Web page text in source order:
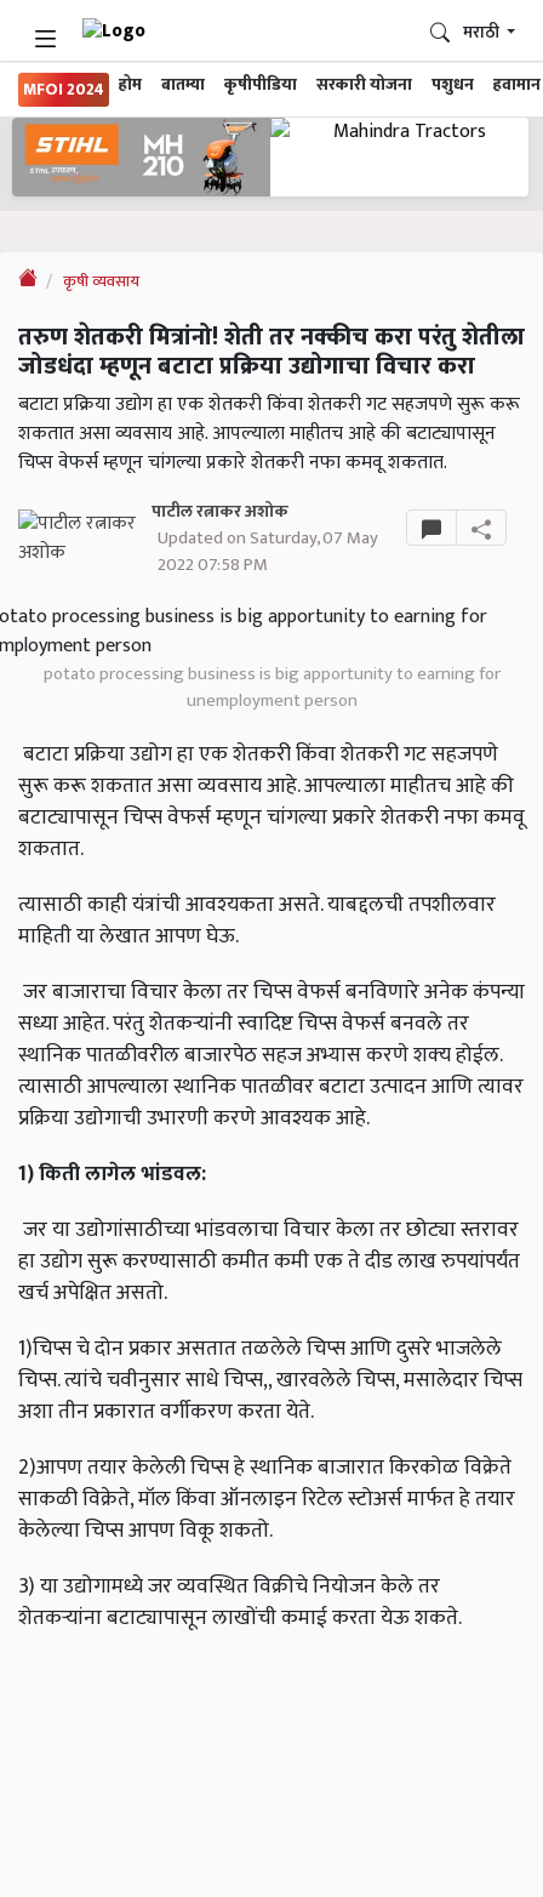
MFOI 2024 होम बातम्या कृषीपीडिया सरकारी योजना पशुधन हवामान
मराठी
कृषी व्यवसाय
तरुण शेतकरी मित्रांनो! शेती तर नक्कीच करा परंतु शेतीला
जोडधंदा म्हणून बटाटा प्रक्रिया उद्योगाचा विचार करा
बटाटा प्रक्रिया उद्योग हा एक शेतकरी किंवा शेतकरी गट सहजपणे सुरू करू
शकतात असा व्यवसाय आहे. आपल्याला माहीतच आहे की बटाट्यापासून
चिप्स वेफर्स म्हणून चांगल्या प्रकारे शेतकरी नफा कमवू शकतात.
पाटील रत्नाकर अशोक
Updated on Saturday, 07 May
2022 07:58 PM
potato processing business is big apportunity to earning for
unemployment person
बटाटा प्रक्रिया उद्योग हा एक शेतकरी किंवा शेतकरी गट सहजपणे
सुरू करू शकतात असा व्यवसाय आहे. आपल्याला माहीतच आहे की
बटाट्यापासून चिप्स वेफर्स म्हणून चांगल्या प्रकारे शेतकरी नफा कमवू
शकतात.
त्यासाठी काही यंत्रांची आवश्‍यकता असते. याबद्दलची तपशीलवार
माहिती या लेखात आपण घेऊ.
जर बाजाराचा विचार केला तर चिप्स वेफर्स बनविणारे अनेक कंपन्या
सध्या आहेत. परंतु शेतकऱ्यांनी स्वादिष्ट चिप्स वेफर्स बनवले तर
स्थानिक पातळीवरील बाजारपेठ सहज अभ्यास करणे शक्‍य होईल.
त्यासाठी आपल्याला स्थानिक पातळीवर बटाटा उत्पादन आणि त्यावर
प्रक्रिया उद्योगाची उभारणी करणे आवश्यक आहे.
1)कितीलागेलभांडवल:
जर या उद्योगांसाठीच्या भांडवलाचा विचार केला तर छोट्या स्तरावर
हा उद्योग सुरू करण्यासाठी कमीत कमी एक ते दीड लाख रुपयांपर्यंत
खर्च अपेक्षित असतो.
1)चिप्स चे दोन प्रकार असतात तळलेले चिप्स आणि दुसरे भाजलेले
चिप्स. त्यांचे चवीनुसार साधे चिप्स,, खारवलेले चिप्स, मसालेदार चिप्स
अशा तीन प्रकारात वर्गीकरण करता येते.
2)आपण तयार केलेली चिप्स हे स्थानिक बाजारात किरकोळ विक्रेते
साकळी विक्रेते, मॉल किंवा ऑनलाइन रिटेल स्टोअर्स मार्फत हे तयार
केलेल्या चिप्स आपण विकू शकतो.
3) या उद्योगामध्ये जर व्यवस्थित विक्रीचे नियोजन केले तर
शेतकऱ्यांना बटाट्यापासून लाखोंची कमाई करता येऊ शकते.